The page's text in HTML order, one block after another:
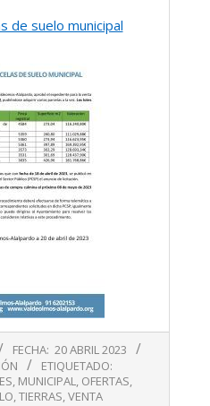
de suelo municipal
FECHA: 20 ABRIL 2023
ETIQUETADO:
, MUNICIPAL, OFERTAS,
,TIERRAS,VENTA